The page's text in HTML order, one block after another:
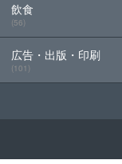
飲食
(56)
広告・出版・印刷
(101)